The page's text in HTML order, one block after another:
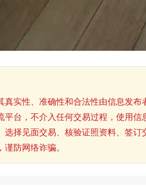
实性、准确性和合法性由信息发布
台，不介入任何交易过程，使用信
择见面交易、核验证照资料、签订
防网络诈骗。